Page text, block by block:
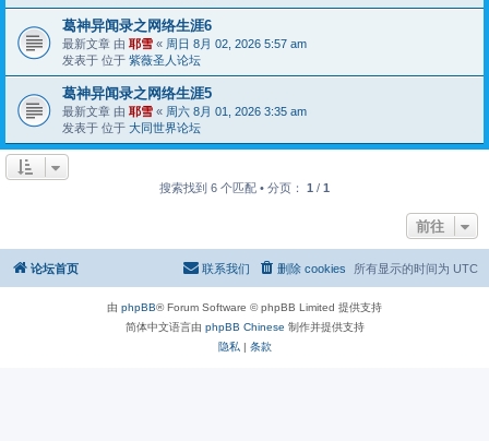
葛神异闻录之网络生涯6
最新文章 由 耶雪 « 周日 8月 02, 2026 5:57 am
发表于 位于 紫薇圣人论坛
葛神异闻录之网络生涯5
最新文章 由 耶雪 « 周六 8月 01, 2026 3:35 am
发表于 位于 大同世界论坛
搜索找到 6 个匹配 • 分页： 1 / 1
前往
论坛首页 所有显示的时间为 UTC
删除 cookies
联系我们
由 phpBB® Forum Software © phpBB Limited 提供支持
简体中文语言由 phpBB Chinese 制作并提供支持
隐私 | 条款